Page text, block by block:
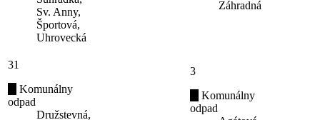
Sv. Anny,
Športová,
Uhrovecká
Záhradná
31
Komunálny
odpad
Družstevná,
3
Komunálny
odpad